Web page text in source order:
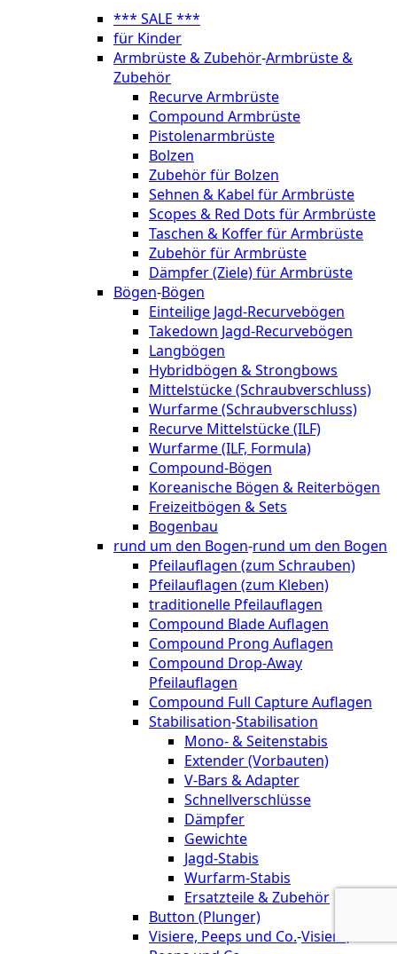
*** SALE ***
für Kinder
Armbrüste & Zubehör-Armbrüste &
Zubehör
Recurve Armbrüste
Compound Armbrüste
Pistolenarmbrüste
Bolzen
Zubehör für Bolzen
Sehnen & Kabel für Armbrüste
Scopes & Red Dots für Armbrüste
Taschen & Koffer für Armbrüste
Zubehör für Armbrüste
Dämpfer (Ziele) für Armbrüste
Bögen-Bögen
Einteilige Jagd-Recurvebögen
Takedown Jagd-Recurvebögen
Langbögen
Hybridbögen & Strongbows
Mittelstücke (Schraubverschluss)
Wurfarme (Schraubverschluss)
Recurve Mittelstücke (ILF)
Wurfarme (ILF, Formula)
Compound-Bögen
Koreanische Bögen & Reiterbögen
Freizeitbögen & Sets
Bogenbau
rund um den Bogen-rund um den Bogen
Pfeilauflagen (zum Schrauben)
Pfeilauflagen (zum Kleben)
traditionelle Pfeilauflagen
Compound Blade Auflagen
Compound Prong Auflagen
Compound Drop-Away
Pfeilauflagen
Compound Full Capture Auflagen
Stabilisation-Stabilisation
Mono- & Seitenstabis
Extender (Vorbauten)
V-Bars & Adapter
Schnellverschlüsse
Dämpfer
Gewichte
Jagd-Stabis
Wurfarm-Stabis
Ersatzteile & Zubehör
Button (Plunger)
Visiere, Peeps und Co.-Visiere,